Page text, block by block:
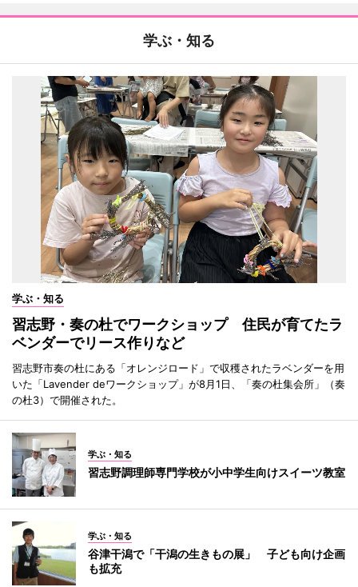
学ぶ・知る
学ぶ・知る
習志野・奏の杜でワークショップ 住民が育てたラ
ベンダーでリース作りなど
習志野市奏の杜にある「オレンジロード」で収穫されたラベンダーを用
いた「Lavender deワークショップ」が8月1日、「奏の杜集会所」（奏
の杜3）で開催された。
学ぶ・知る
習志野調理師専門学校が小中学生向けスイーツ教室
学ぶ・知る
谷津干潟で「干潟の生きもの展」 子ども向け企画
も拡充